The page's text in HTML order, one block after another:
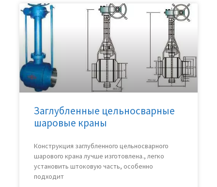
Заглубленные цельносварные
шаровые краны
Конструкция заглубленного цельносварного
шарового крана лучше изготовлена., легко
установить штоковую часть, особенно
подходит